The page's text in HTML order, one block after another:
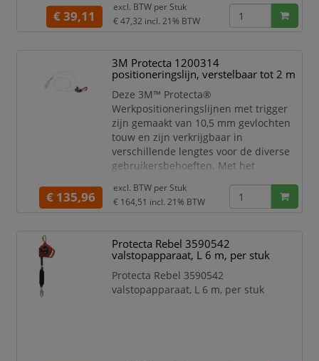
lagen Cordura vulling.
gereedschap
Compatibel met alle 3M™ DBI
SALA® riemholsters en
gereedschapstassen
De vulling in twee lagen Cordura
zorgt voor duurzaamheid en
€ 39,11
excl. BTW per Stuk
€ 47,32 incl. 21% BTW
3M Protecta 1200314
positioneringslijn, verstelbaar tot 2 m
Deze 3M™ Protecta®
Werkpositioneringslijnen met trigger
zijn gemaakt van 10,5 mm gevlochten
touw en zijn verkrijgbaar in
verschillende lengtes voor de diverse
gebruikersbehoeften. Met het
de lengte van de llijn makkelijk
aanpassen tijdens het gebruik, zelfs als
werkpositioneringslijn kan de
gebruiker gedeeltelijk worden
ondersteund op een constructie of
vaste ladder zodat beide
€ 135,96
excl. BTW per Stuk
€ 164,51 incl. 21% BTW
Protecta Rebel 3590542
valstopapparaat, L 6 m, per stuk
Protecta Rebel 3590542
valstopapparaat, L 6 m, per stuk